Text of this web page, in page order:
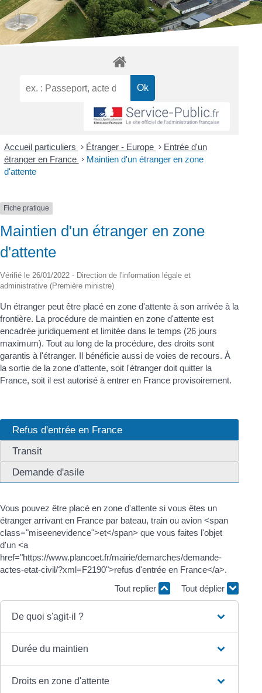
Accueil particuliers > Étranger - Europe > Entrée d'un
étranger en France > Maintien d'un étranger en zone
d'attente
Fiche pratique
Maintien d'un étranger en zone
d'attente
Vérifié le 26/01/2022 - Direction de l'information légale et
administrative (Première ministre)
Un étranger peut être placé en zone d'attente à son arrivée à la
frontière. La procédure de maintien en zone d'attente est
encadrée juridiquement et limitée dans le temps (26 jours
maximum). Tout au long de la procédure, des droits sont
garantis à l'étranger. Il bénéficie aussi de voies de recours. À
la sortie de la zone d'attente, soit l'étranger doit quitter la
France, soit il est autorisé à entrer en France provisoirement.
Refus d'entrée en France
Transit
Demande d'asile
Vous pouvez être placé en zone d'attente si vous êtes un
étranger arrivant en France par bateau, train ou avion <span
class="miseenevidence">et</span> que vous faites l'objet
d'un <a
href="https://www.plancoet.fr/mairie/demarches/demande-
actes-etat-civil/?xml=F2190">refus d'entrée en France</a>.
Tout replier
Tout déplier
De quoi s'agit-il ?
Durée du maintien
Droits en zone d'attente